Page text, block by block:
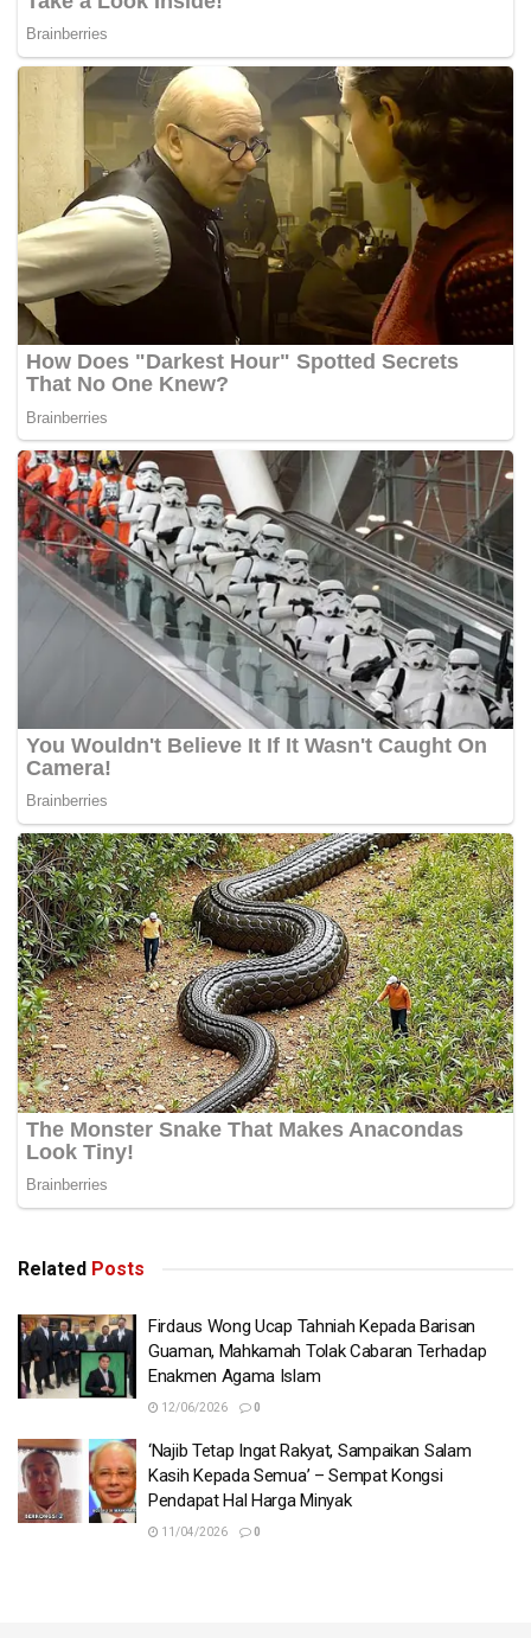
Related Posts
Firdaus Wong Ucap Tahniah Kepada Barisan
Guaman, Mahkamah Tolak Cabaran Terhadap
Enakmen Agama Islam
12/06/2026 0
‘Najib Tetap Ingat Rakyat, Sampaikan Salam
Kasih Kepada Semua’ – Sempat Kongsi
Pendapat Hal Harga Minyak
11/04/2026 0